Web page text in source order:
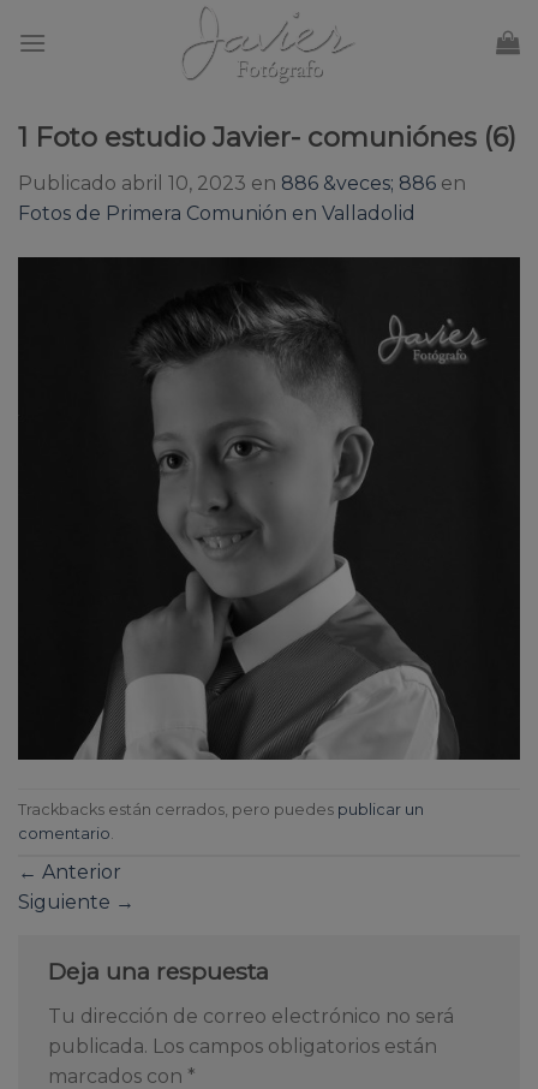
1 Foto estudio Javier- comuniónes (6)
Publicado abril 10, 2023 en 886 &veces; 886 en
Fotos de Primera Comunión en Valladolid
Trackbacks están cerrados, pero puedes publicar un
comentario
← Anterior
Siguiente →
Deja una respuesta
Tu dirección de correo electrónico no será
publicada. Los campos obligatorios están
marcados con *